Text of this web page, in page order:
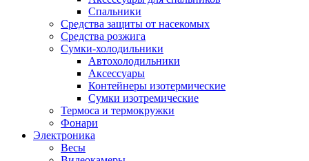
Спальники
Средства защиты от насекомых
Средства розжига
Сумки-холодильники
Автохолодильники
Аксессуары
Контейнеры изотермические
Сумки изотремические
Термоса и термокружки
Фонари
Электроника
Весы